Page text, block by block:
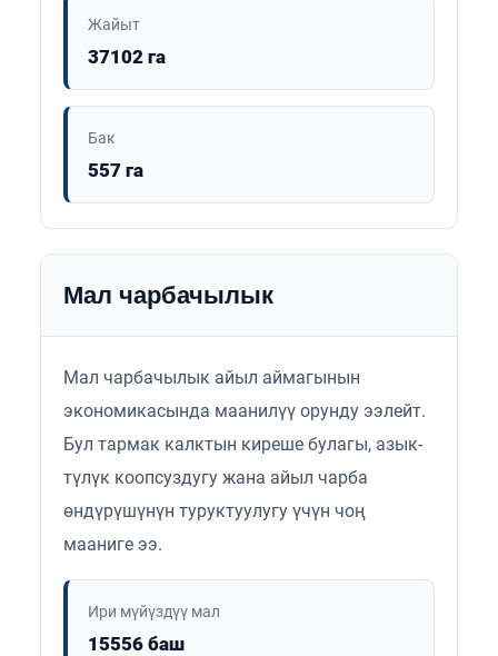
Жайыт
37102 га
Бак
557 га
Мал чарбачылык
Мал чарбачылык айыл аймагынын
экономикасында маанилүү орунду ээлейт.
Бул тармак калктын киреше булагы, азык-
түлүк коопсуздугу жана айыл чарба
өндүрүшүнүн туруктуулугу үчүн чоң
мааниге ээ.
Ири мүйүздүү мал
15556 баш